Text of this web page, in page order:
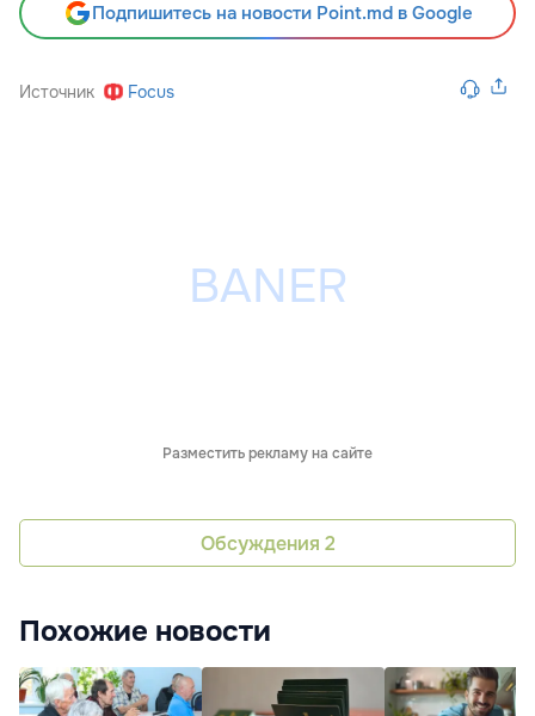
Подпишитесь на новости Point.md в Google
Источник Focus
Разместить рекламу на сайте
Обсуждения 2
Похожие новости